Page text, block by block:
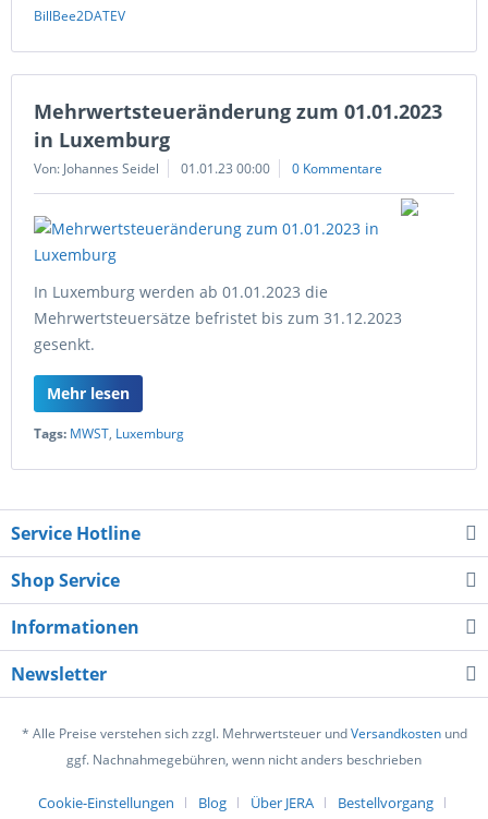
BillBee2DATEV
Mehrwertsteueränderung zum 01.01.2023
in Luxemburg
Von: Johannes Seidel 01.01.23 00:00 0 Kommentare
In Luxemburg werden ab 01.01.2023 die
Mehrwertsteuersätze befristet bis zum 31.12.2023
gesenkt.
Mehr lesen
Tags: MWST, Luxemburg
Service Hotline
Shop Service
Informationen
Newsletter
* Alle Preise verstehen sich zzgl. Mehrwertsteuer undVersandkostenund
ggf. Nachnahmegebühren, wenn nicht anders beschrieben
Cookie-Einstellungen Blog Über JERA
Bestellvorgang